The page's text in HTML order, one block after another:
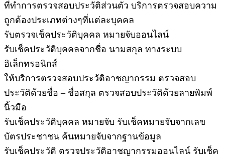
ที่ทำการตรวจสอบประวัติส่วนตัว บริการตรวจสอบความ
ถูกต้องประเภทต่างๆที่แต่ละบุคคล
รับตรวจเช็คประวัติบุคคล หมายจับออนไลน์
รับเช็คประวัติบุคคลจากชื่อ นามสกุล ทางระบบ
อิเล็กทรอนิกส์
ให้บริการตรวจสอบประวัติอาชญากรรม ตรวจสอบ
ประวัติด้วยชื่อ – ชื่อสกุล ตรวจสอบประวัติด้วยลายพิมพ์
นิ้วมือ
รับเช็คประวัติบุคคล หมายจับ รับเช็คหมายจับจากเลข
บัตรประชาชน ค้นหมายจับจากฐานข้อมูล
รับเช็คประวัติ ตรวจประวัติอาชญากรรมออนไลน์ รับเช็ค